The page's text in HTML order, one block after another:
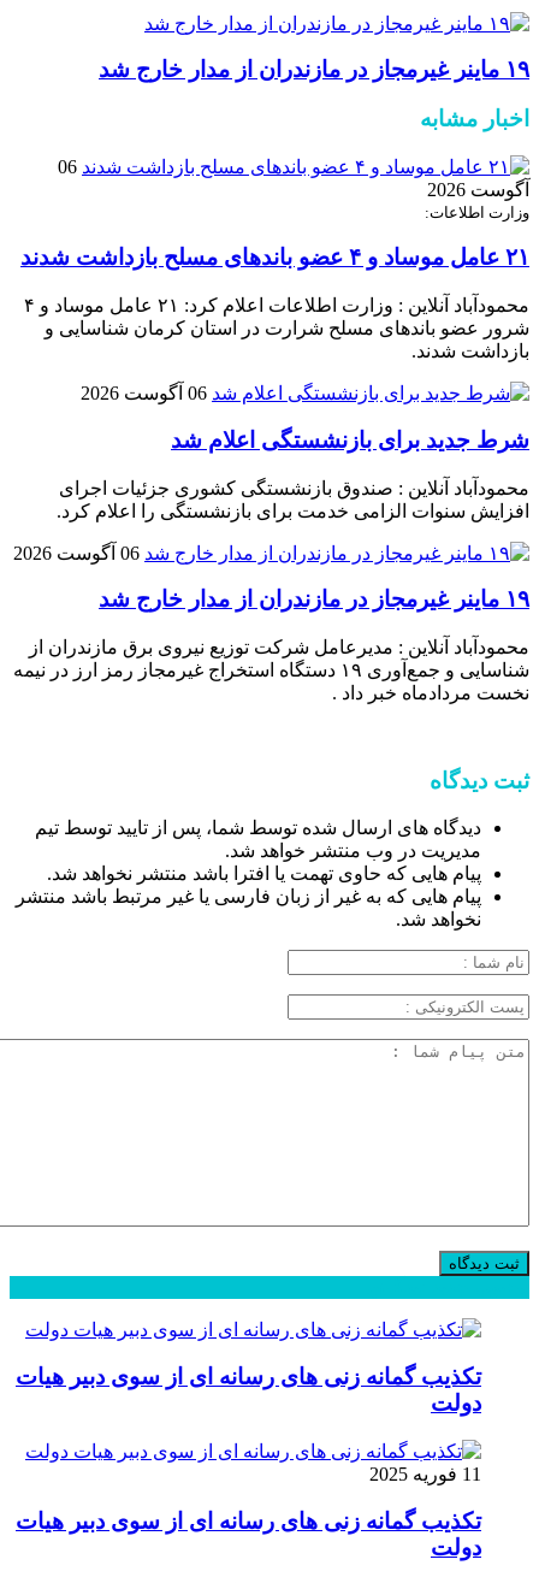
۱۹ ماینر غیرمجاز در مازندران از مدار خارج شد
اخبار مشابه
06
آگوست 2026
وزارت اطلاعات:
۲۱ عامل موساد و ۴ عضو باند‌های مسلح بازداشت شدند
محمودآباد آنلاین : وزارت اطلاعات اعلام کرد: ۲۱ عامل موساد و ۴
شرور عضو باند‌های مسلح شرارت در استان کرمان شناسایی و
بازداشت شدند.
06 آگوست 2026
شرط جدید برای بازنشستگی اعلام شد
محمودآباد آنلاین : صندوق بازنشستگی کشوری جزئیات اجرای
افزایش سنوات الزامی خدمت برای بازنشستگی را اعلام کرد.
06 آگوست 2026
۱۹ ماینر غیرمجاز در مازندران از مدار خارج شد
محمودآباد آنلاین : مدیرعامل شرکت توزیع نیروی برق مازندران از
شناسایی و جمع‌آوری ۱۹ دستگاه استخراج غیرمجاز رمز ارز در نیمه
نخست مردادماه خبر داد .
ثبت دیدگاه
دیدگاه های ارسال شده توسط شما، پس از تایید توسط تیم
مدیریت در وب منتشر خواهد شد.
پیام هایی که حاوی تهمت یا افترا باشد منتشر نخواهد شد.
پیام هایی که به غیر از زبان فارسی یا غیر مرتبط باشد منتشر
نخواهد شد.
تکذیب گمانه زنی های رسانه ای از سوی دبیر هیات
دولت
11 فوریه 2025
تکذیب گمانه زنی های رسانه ای از سوی دبیر هیات
دولت